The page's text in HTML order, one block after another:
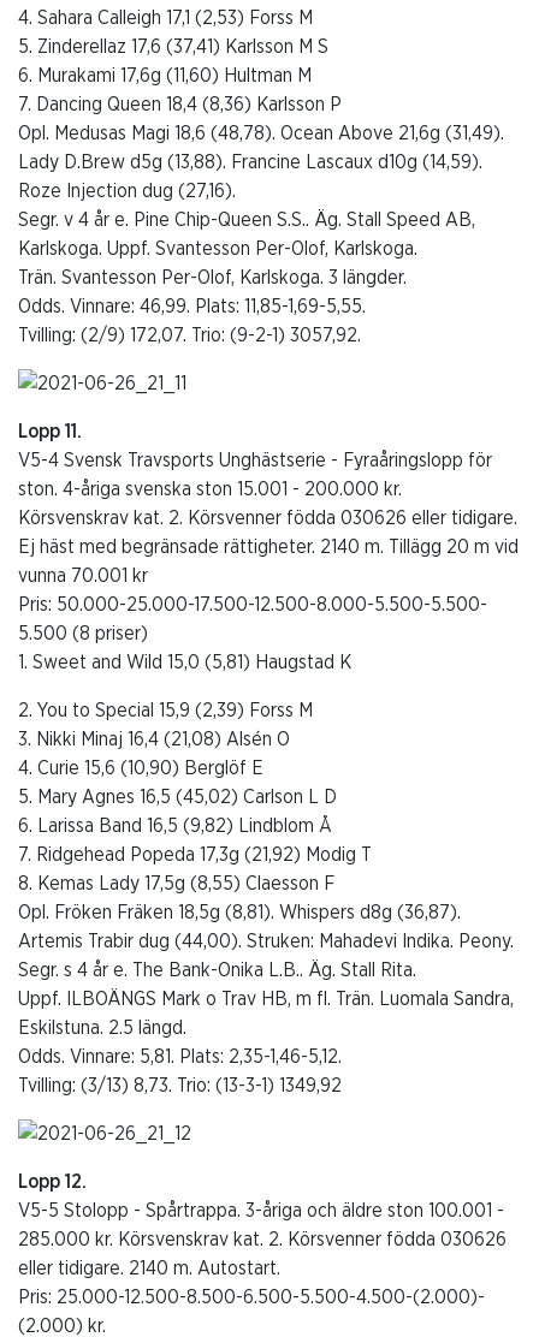
4. Sahara Calleigh 17,1 (2,53) Forss M
5. Zinderellaz 17,6 (37,41) Karlsson M S
6. Murakami 17,6g (11,60) Hultman M
7. Dancing Queen 18,4 (8,36) Karlsson P
Opl. Medusas Magi 18,6 (48,78). Ocean Above 21,6g (31,49).
Lady D.Brew d5g (13,88). Francine Lascaux d10g (14,59).
Roze Injection dug (27,16).
Segr. v 4 år e. Pine Chip-Queen S.S.. Äg. Stall Speed AB,
Karlskoga. Uppf. Svantesson Per-Olof, Karlskoga.
Trän. Svantesson Per-Olof, Karlskoga. 3 längder.
Odds. Vinnare: 46,99. Plats: 11,85-1,69-5,55.
Tvilling: (2/9) 172,07. Trio: (9-2-1) 3057,92.
Lopp 11.
V5-4 Svensk Travsports Unghästserie - Fyraåringslopp för
ston. 4-åriga svenska ston 15.001 - 200.000 kr.
Körsvenskrav kat. 2. Körsvenner födda 030626 eller tidigare.
Ej häst med begränsade rättigheter. 2140 m. Tillägg 20 m vid
vunna 70.001 kr
Pris: 50.000-25.000-17.500-12.500-8.000-5.500-5.500-
5.500 (8 priser)
1. Sweet and Wild 15,0 (5,81) Haugstad K
2. You to Special 15,9 (2,39) Forss M
3. Nikki Minaj 16,4 (21,08) Alsén O
4. Curie 15,6 (10,90) Berglöf E
5. Mary Agnes 16,5 (45,02) Carlson L D
6. Larissa Band 16,5 (9,82) Lindblom Å
7. Ridgehead Popeda 17,3g (21,92) Modig T
8. Kemas Lady 17,5g (8,55) Claesson F
Opl. Fröken Fräken 18,5g (8,81). Whispers d8g (36,87).
Artemis Trabir dug (44,00). Struken: Mahadevi Indika. Peony.
Segr. s 4 år e. The Bank-Onika L.B.. Äg. Stall Rita.
Uppf. ILBOÄNGS Mark o Trav HB, m fl. Trän. Luomala Sandra,
Eskilstuna. 2.5 längd.
Odds. Vinnare: 5,81. Plats: 2,35-1,46-5,12.
Tvilling: (3/13) 8,73. Trio: (13-3-1) 1349,92
Lopp 12.
V5-5 Stolopp - Spårtrappa. 3-åriga och äldre ston 100.001 -
285.000 kr. Körsvenskrav kat. 2. Körsvenner födda 030626
eller tidigare. 2140 m. Autostart.
Pris: 25.000-12.500-8.500-6.500-5.500-4.500-(2.000)-
(2.000) kr.